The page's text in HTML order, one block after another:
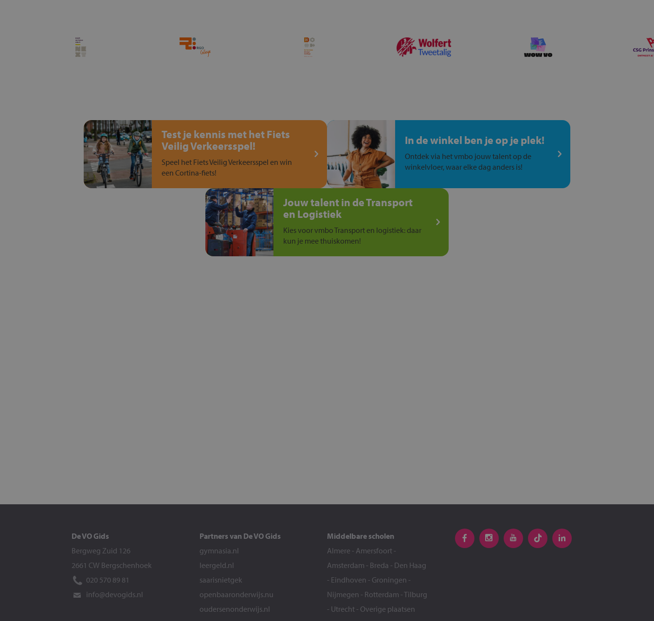
Test je kennis met het Fiets
Veilig Verkeersspel!
Speel het Fiets Veilig Verkeersspel en win
een Cortina-fiets!
In de winkel ben je op je plek!
Ontdek via het vmbo jouw talent op de
winkelvloer, waar elke dag anders is!
Jouw talent in de Transport
en Logistiek
Kies voor vmbo Transport en logistiek: daar
kun je mee thuiskomen!
De VO Gids
Bergweg Zuid 126
2661 CW Bergschenhoek
020 570 89 81
info@devogids.nl
Partners van De VO Gids
gymnasia.nl
leergeld.nl
saarisnietgek
openbaaronderwijs.nu
oudersenonderwijs.nl
Middelbare scholen
Almere - Amersfoort -
Amsterdam - Breda - Den Haag
- Eindhoven - Groningen -
Nijmegen - Rotterdam -Tilburg
- Utrecht - Overige plaatsen